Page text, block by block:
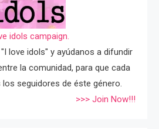
idols campaign.
love idols" y ayúdanos a difundir
la comunidad, para que cada
seguidores de éste género.
>>> Join Now!!!